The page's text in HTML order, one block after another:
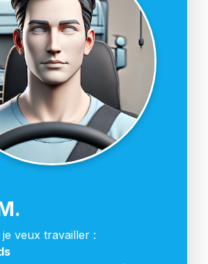
veux travailler :